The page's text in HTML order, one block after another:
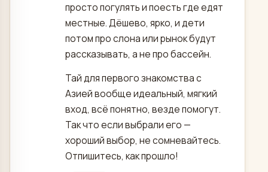
просто погулять и поесть где едят
местные. Дёшево, ярко, и дети
потом про слона или рынок будут
рассказывать, а не про бассейн.
Тай для первого знакомства с
Азией вообще идеальный, мягкий
вход, всё понятно, везде помогут.
Так что если выбрали его —
хороший выбор, не сомневайтесь.
Отпишитесь, как прошло!